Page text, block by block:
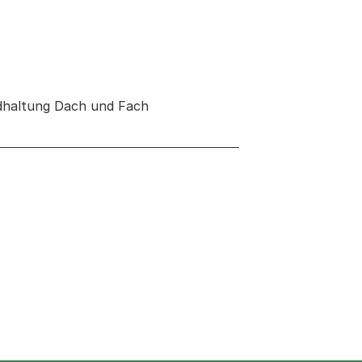
Dach und Fach